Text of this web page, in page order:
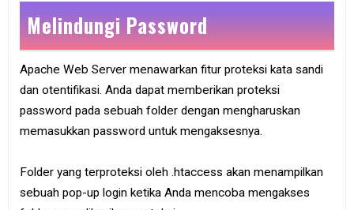
Melindungi Password
Apache Web Server menawarkan fitur proteksi kata sandi
dan otentifikasi. Anda dapat memberikan proteksi
password pada sebuah folder dengan mengharuskan
memasukkan password untuk mengaksesnya.
Folder yang terproteksi oleh .htaccess akan menampilkan
sebuah pop-up login ketika Anda mencoba mengakses